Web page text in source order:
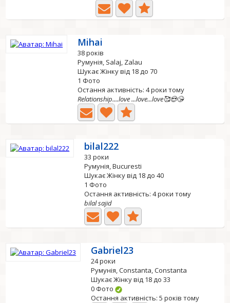
Mihai
38 років
Румунія, Salaj, Zalau
Шукає Жінку від 18 до 70
1 Фото
Остання активність: 4 роки тому
Relationship....love ...love...love🥰😍😘
bilal222
33 роки
Румунія, Bucuresti
Шукає Жінку від 18 до 40
1 Фото
Остання активність: 4 роки тому
bilal sajid
Gabriel23
24 роки
Румунія, Constanta, Constanta
Шукає Жінку від 18 до 33
0 Фото
Остання активність: 5 років тому